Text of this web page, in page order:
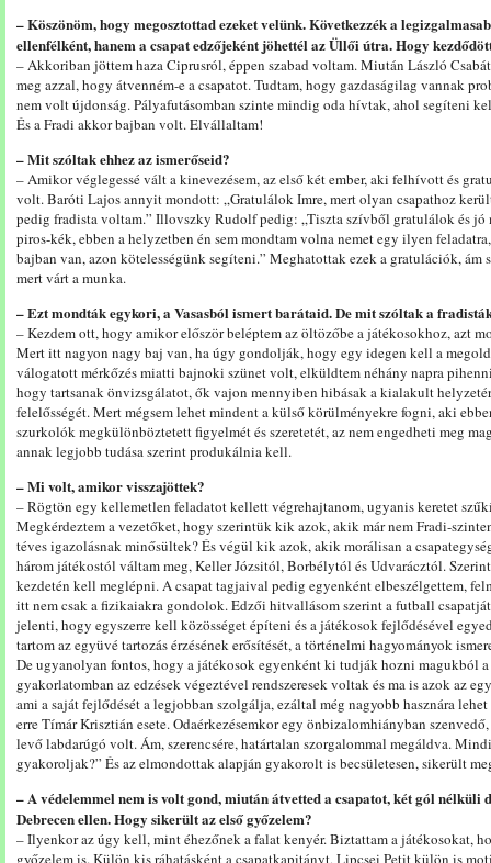
– Köszönöm, hogy megosztottad ezeket velünk. Következzék a
ellenfélként, hanem a csapat edzőjeként jöhettél az Üllői útra. Hogy
– Akkoriban jöttem haza Ciprusról, éppen szabad voltam. Miután László
meg azzal, hogy átvenném-e a csapatot. Tudtam, hogy gazdaságilag vannak
nem volt újdonság. Pályafutásomban szinte mindig oda hívtak, ahol segíteni
És a Fradi akkor bajban volt. Elvállaltam!
– Mit szóltak ehhez az ismerőseid?
– Amikor véglegessé vált a kinevezésem, az első két ember, aki felhívott és
volt. Baróti Lajos annyit mondott: „Gratulálok Imre, mert olyan csapathoz
pedig fradista voltam.” Illovszky Rudolf pedig: „Tiszta szívből gratulálok és jó
piros-kék, ebben a helyzetben én sem mondtam volna nemet egy ilyen
bajban van, azon kötelességünk segíteni.” Meghatottak ezek a gratulációk,
mert várt a munka.
– Ezt mondták egykori, a Vasasból ismert barátaid. De mit szóltak a
– Kezdem ott, hogy amikor először beléptem az öltözőbe a játékosokhoz, azt
Mert itt nagyon nagy baj van, ha úgy gondolják, hogy egy idegen kell a
válogatott mérkőzés miatti bajnoki szünet volt, elküldtem néhány napra
hogy tartsanak önvizsgálatot, ők vajon mennyiben hibásak a kialakult
felelősségét. Mert mégsem lehet mindent a külső körülményekre fogni, aki
szurkolók megkülönböztetett figyelmét és szeretetét, az nem engedheti meg
annak legjobb tudása szerint produkálnia kell.
– Mi volt, amikor visszajöttek?
– Rögtön egy kellemetlen feladatot kellett végrehajtanom, ugyanis keretet
Megkérdeztem a vezetőket, hogy szerintük kik azok, akik már nem Fradi-
téves igazolásnak minősültek? És végül kik azok, akik morálisan a
három játékostól váltam meg, Keller Józsitól, Borbélytól és Udvarácztól.
kezdetén kell meglépni. A csapat tagjaival pedig egyenként elbeszélgettem,
itt nem csak a fizikaiakra gondolok. Edzői hitvallásom szerint a futball
jelenti, hogy egyszerre kell közösséget építeni és a játékosok fejlődésével
tartom az együvé tartozás érzésének erősítését, a történelmi hagyományok
De ugyanolyan fontos, hogy a játékosok egyenként ki tudják hozni magukból
gyakorlatomban az edzések végeztével rendszeresek voltak és ma is azok az
ami a saját fejlődését a legjobban szolgálja, ezáltal még nagyobb hasznára
erre Tímár Krisztián esete. Odaérkezésemkor egy önbizalomhiányban
levő labdarúgó volt. Ám, szerencsére, határtalan szorgalommal megáldva.
gyakoroljak?” És az elmondottak alapján gyakorolt is becsületesen, sikerült
– A védelemmel nem is volt gond, miután átvetted a csapatot, két gól nélküli
Debrecen ellen. Hogy sikerült az első győzelem?
– Ilyenkor az úgy kell, mint éhezőnek a falat kenyér. Biztattam a játékosokat,
győzelem is. Külön kis ráhatásként a csapatkapitányt, Lipcsei Petit külön is